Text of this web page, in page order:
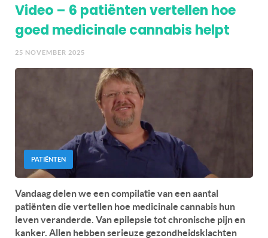
Video – 6 patiënten vertellen hoe
goed medicinale cannabis helpt
25 NOVEMBER 2025
PATIËNTEN
Vandaag delen we een compilatie van een aantal
patiënten die vertellen hoe medicinale cannabis hun
leven veranderde. Van epilepsie tot chronische pijn en
kanker. Allen hebben serieuze gezondheidsklachten